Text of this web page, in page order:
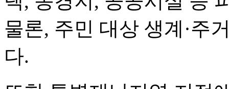
물론, 주민 대상 생계·주
다.